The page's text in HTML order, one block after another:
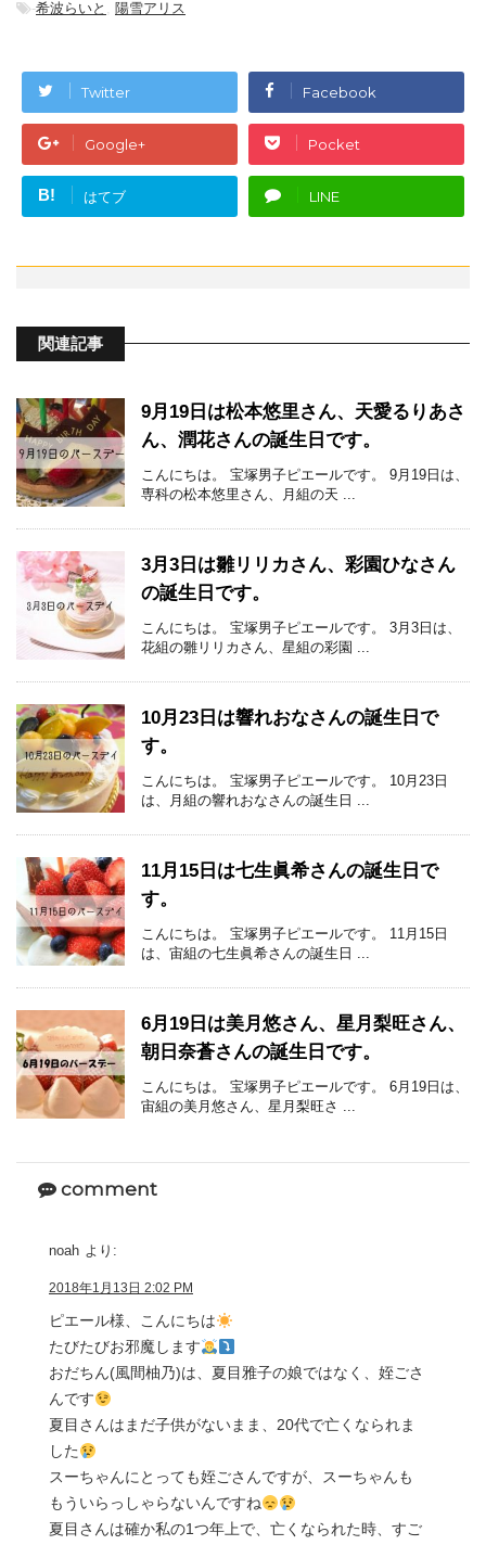
-希波らいと , 陽雪アリス
Twitter Facebook
Google+ Pocket
B! はてブ LINE
関連記事
9月19日は松本悠里さん、天愛るりあさ
ん、潤花さんの誕生日です。
こんにちは。 宝塚男子ピエールです。 9月19日は、
専科の松本悠里さん、月組の天 ...
3月3日は雛リリカさん、彩園ひなさん
の誕生日です。
こんにちは。 宝塚男子ピエールです。 3月3日は、
花組の雛リリカさん、星組の彩園 ...
10月23日は響れおなさんの誕生日で
す。
こんにちは。 宝塚男子ピエールです。 10月23日
は、月組の響れおなさんの誕生日 ...
11月15日は七生眞希さんの誕生日で
す。
こんにちは。 宝塚男子ピエールです。 11月15日
は、宙組の七生眞希さんの誕生日 ...
6月19日は美月悠さん、星月梨旺さん、
朝日奈蒼さんの誕生日です。
こんにちは。 宝塚男子ピエールです。 6月19日は、
宙組の美月悠さん、星月梨旺さ ...
comment
noah より:
2018年1月13日 2:02 PM
ピエール様、こんにちは
たびたびお邪魔します
おだちん(風間柚乃)は、夏目雅子の娘ではなく、姪ごさ
んです
夏目さんはまだ子供がないまま、20代で亡くなられま
した
スーちゃんにとっても姪ごさんですが、スーちゃんも
もういらっしゃらないんですね
夏目さんは確か私の1つ年上で、亡くなられた時、すご